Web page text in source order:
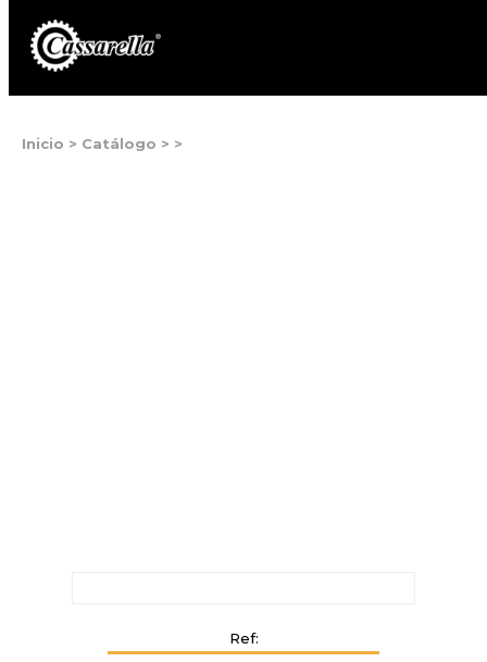
Inicio > Catálogo > >
Ref: